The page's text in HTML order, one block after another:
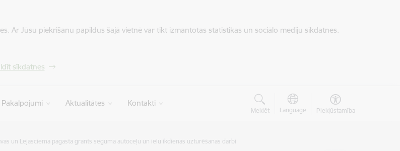
Ar Jūsu piekrišanu papildus šajā vietnē var tikt izmantotas statistikas un sociālo mediju sīkdatnes.
sīkdatnes
Pakalpojumi Aktualitātes Kontakti
Meklēt Language Piekļūstamība
un Lejasciema pagasta grants seguma autoceļu un ielu ikdienas uzturēšanas darbi